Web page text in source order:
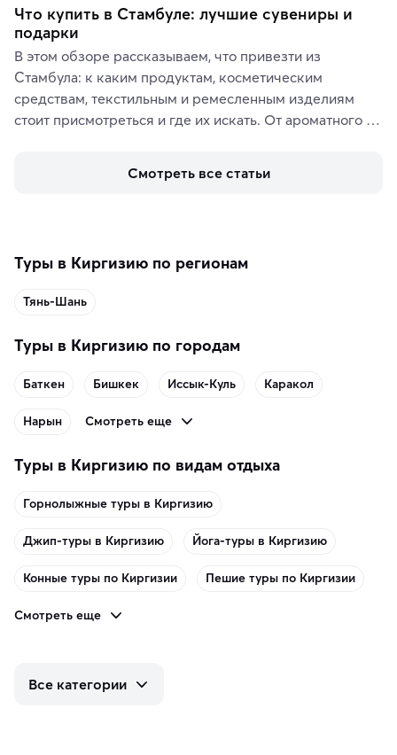
Что купить в Стамбуле: лучшие сувениры и
подарки
В этом обзоре рассказываем, что привезти из
Стамбула: к каким продуктам, косметическим
средствам, текстильным и ремесленным изделиям
стоит присмотреться и где их искать. От ароматного
аутентичных лавках — в подарок близким или себе на
Смотреть все статьи
Туры в Киргизию по регионам
Тянь-Шань
Туры в Киргизию по городам
Баткен Бишкек Иссык-Куль Каракол
Нарын Смотреть еще
Туры в Киргизию по видам отдыха
Горнолыжные туры в Киргизию
Джип-туры в Киргизию Йога-туры в Киргизию
Конные туры по Киргизии Пешие туры по Киргизии
Смотреть еще
Все категории